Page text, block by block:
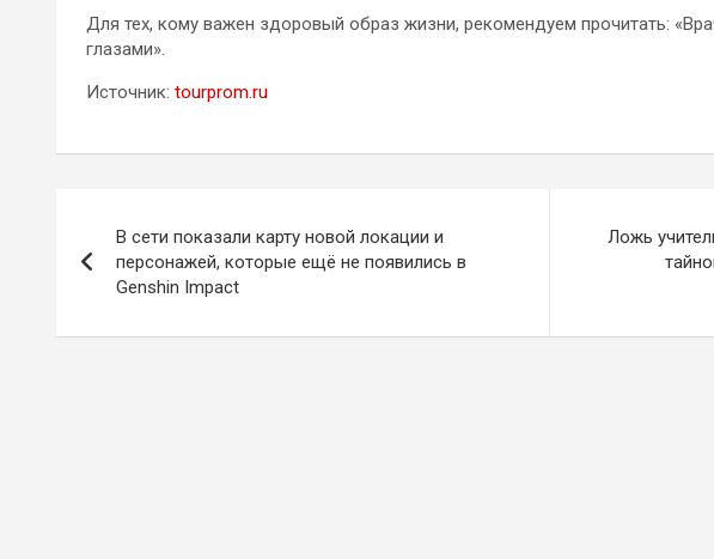
Для тех, кому важен здоровый образ жизни, рекомендуем прочитать:
глазами».
Источник: tourprom.ru
по
записям
В сети показали карту новой локации и
персонажей, которые ещё не появились в
Genshin Impact
Ложь